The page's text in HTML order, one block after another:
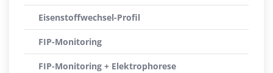
Eisenstoffwechsel-Profil
FIP-Monitoring
FIP-Monitoring + Elektrophorese